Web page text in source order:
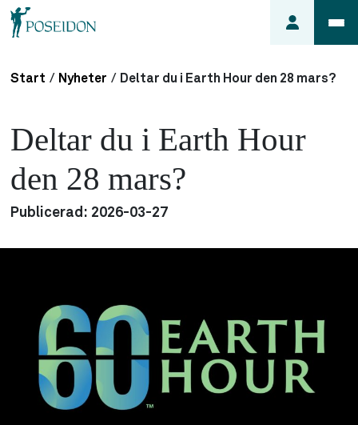
lägenheten
Så här
Start / Nyheter / Deltar du i Earth Hour den 28 mars?
Deltar du i Earth Hour
den 28 mars?
Publicerad: 2026-03-27